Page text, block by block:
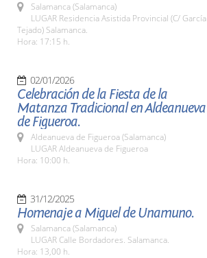
Salamanca (Salamanca)
LUGAR Residencia Asistida Provincial (C/ García
Tejado) Salamanca.
Hora: 17:15 h.
02/01/2026
Celebración de la Fiesta de la
Matanza Tradicional en Aldeanueva
de Figueroa.
Aldeanueva de Figueroa (Salamanca)
LUGAR Aldeanueva de Figueroa
Hora: 10:00 h.
31/12/2025
Homenaje a Miguel de Unamuno.
Salamanca (Salamanca)
LUGAR Calle Bordadores. Salamanca.
Hora: 13,00 h.